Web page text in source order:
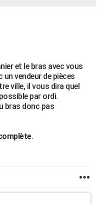
et le bras avec vous
vendeur de pièces
ville, il vous dira quel
par ordi.
bras donc pas
.